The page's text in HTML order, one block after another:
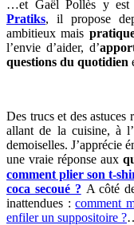
…et Gaël Pollès y est
Pratiks, il propose
ambitieux mais
l’envie d’aider, d’
questions du quotidien
Des trucs et des astuces
allant de la cuisine, à
demoiselles. J’apprécie
une vraie réponse aux
comment plier son t-
coca secoué ? A côté
inattendues :comment
enfiler un suppositoire ?